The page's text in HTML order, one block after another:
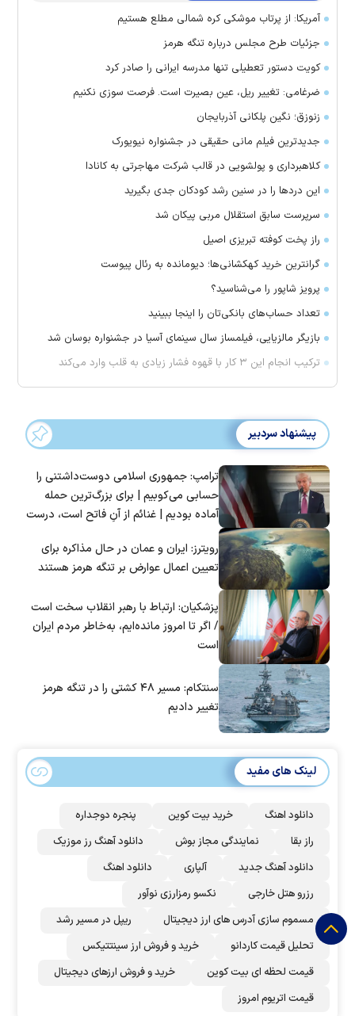
آمریکا: از پرتاب موشکی کره شمالی مطلع هستیم
جزئیات طرح مجلس درباره تنگه هرمز
کویت دستور تعطیلی تنها مدرسه ایرانی را صادر کرد
ضرغامی: تغییر ریل، عین بصیرت است. فرصت سوزی نکنیم
زنوزق؛ نگین پلکانی آذربایجان
جدیدترین فیلم مانی حقیقی در جشنواره نیویورک
کلاهبرداری و پولشویی در قالب شرکت مهاجرتی به کانادا
این درد‌ها را در سنین رشد کودکان جدی بگیرید
سرپرست سابق استقلال مربی پیکان شد
راز پخت کوفته تبریزی اصیل
گرانترین خرید کهکشانی‌ها؛ دیومانده به رئال پیوست
پرویز شاپور را می‌شناسید؟
تعداد حساب‌های بانکی‌تان را اینجا ببینید
بازیگر مالزیایی، فیلمساز سال سینمای آسیا در جشنواره بوسان شد
ترکیب انجام این ۳ کار با قهوه فشار زیادی به قلب وارد می‌کند
پیشنهاد سردبیر
ترامپ: جمهوری اسلامی دوست‌داشتنی را
حسابی می‌کوبیم | برای بزرگ‌ترین حمله
آماده بودیم | غنائم از آنِ فاتح است، درست
رویترز: ایران و عمان در حال مذاکره برای
تعیین اعمال عوارض بر تنگه هرمز هستند
پزشکیان: ارتباط با رهبر انقلاب سخت است
/ اگر تا امروز مانده‌ایم، به‌خاطر مردم ایران
است
سنتکام: مسیر ۴۸ کشتی را در تنگه هرمز
تغییر دادیم
لینک های مفید
دانلود اهنگ خرید بیت کوین
پنجره دوجداره
راز بقا
نمایندگی مجاز بوش
دانلود آهنگ رز‌ موزیک
دانلود آهنگ جدید
آلپاری
دانلود اهنگ
رزرو هتل خارجی
نکسو رمزارزی نوآور
مسموم سازی آدرس های ارز دیجیتال
ریپل در مسیر رشد
تحلیل قیمت کاردانو
خرید و فروش ارز سینتتیکس
قیمت لحظه ای بیت کوین
خرید و فروش ارزهای دیجیتال
قیمت اتریوم امروز